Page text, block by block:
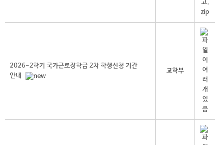
2026-2학기 국가근로장학금 2차 학생신청 기간
안내
교학부